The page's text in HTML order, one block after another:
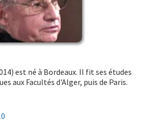
est né à Bordeaux. Il fit ses études
aux Facultés d'Alger, puis de Paris.